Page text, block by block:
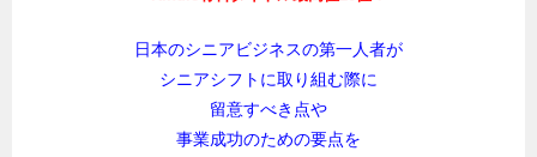
日本のシニアビジネスの第一人者が
シニアシフトに取り組む際に
留意すべき点や
事業成功のための要点を